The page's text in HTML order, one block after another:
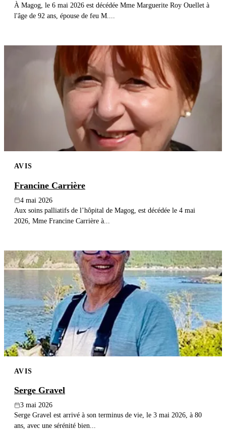
À Magog, le 6 mai 2026 est décédée Mme Marguerite Roy Ouellet à
l'âge de 92 ans, épouse de feu M....
AVIS
Francine Carrière
4 mai 2026
Aux soins palliatifs de l’hôpital de Magog, est décédée le 4 mai
2026, Mme Francine Carrière à...
AVIS
Serge Gravel
3 mai 2026
Serge Gravel est arrivé à son terminus de vie, le 3 mai 2026, à 80
ans, avec une sérénité bien...